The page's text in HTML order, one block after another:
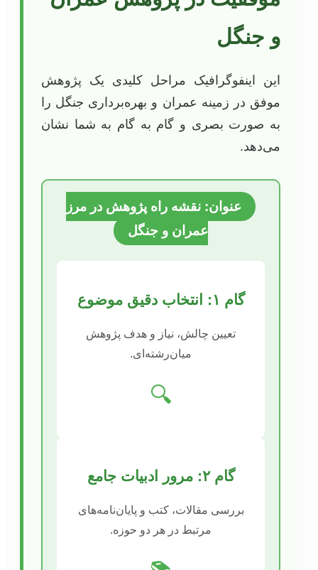
و جنگل
این اینفوگرافیک مراحل کلیدی یک پژوهش
موفق در زمینه عمران و بهره‌برداری جنگل را
به صورت بصری و گام به گام به شما نشان
می‌دهد.
عنوان: نقشه راه پژوهش در مرز
عمران و جنگل
گام ۱: انتخاب دقیق موضوع
تعیین چالش، نیاز و هدف پژوهش
میان‌رشته‌ای.
🔍
گام ۲: مرور ادبیات جامع
بررسی مقالات، کتب و پایان‌نامه‌های
مرتبط در هر دو حوزه.